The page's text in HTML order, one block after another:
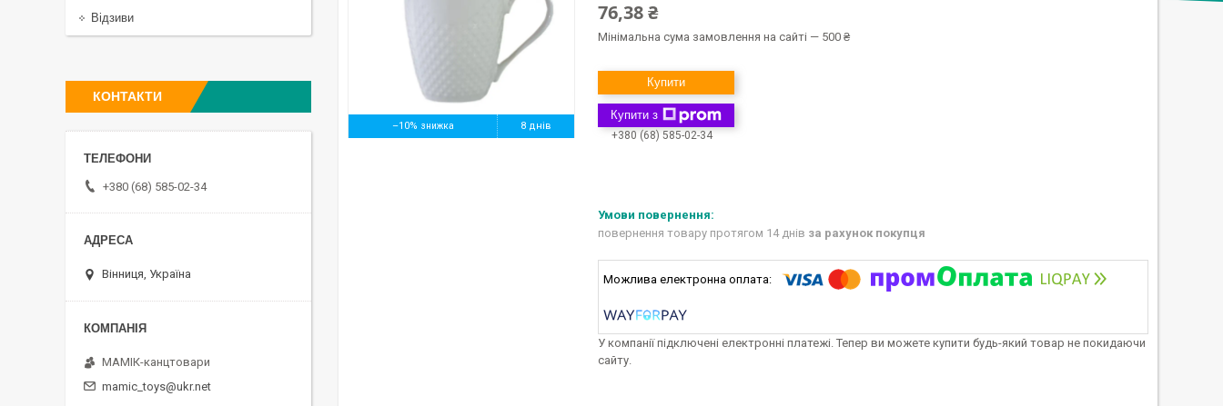
–10% 8 днів
76,38 ₴
Мінімальна сума замовлення на сайті — 500 ₴
Купити
Купити з
+380 (68) 585-02-34
повернення товару протягом 14 днів за рахунок покупця
У компанії підключені електронні платежі. Тепер ви можете купити будь-який товар не покидаючи
сайту.
Відзиви
КОНТАКТИ
+380 (68) 585-02-34
Вінниця, Україна
МАМІК-канцтовари
mamic_toys@ukr.net